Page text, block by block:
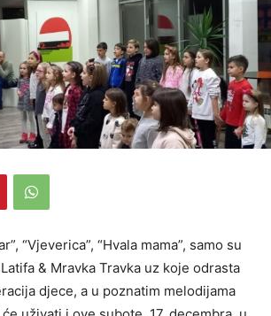
“Vjeverica”, “Hvala mama”, samo su
& Mravka Travka uz koje odrasta
djece, a u poznatim melodijama